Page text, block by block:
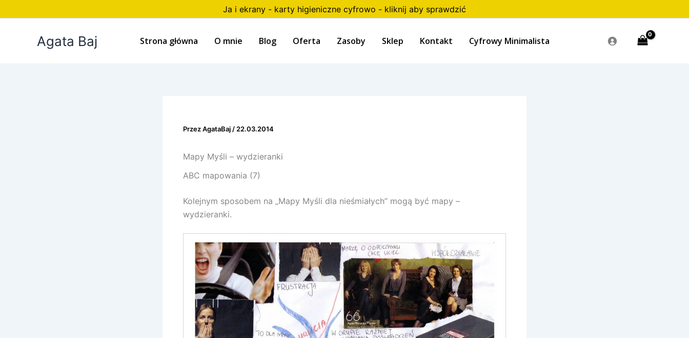
do
Ja i ekrany - karty higieniczne cyfrowo - kliknij aby sprawdzić
Agata Baj Strona główna O mnie Blog Oferta Zasoby Sklep Kontakt Cyfrowy Minimalista
PrzezAgataBaj / 22.03.2014
Mapy Myśli – wydzieranki
ABC mapowania (7)
Kolejnym sposobem na „Mapy Myśli dla nieśmiałych” mogą być mapy –
wydzieranki.